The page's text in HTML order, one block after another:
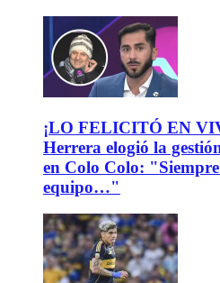
¡LO FELICITÓ EN
Herrera elogió la
en Colo Colo:
equipo…"